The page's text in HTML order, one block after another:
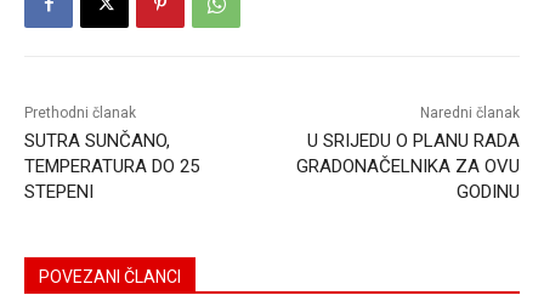
Prethodni članak
SUTRA SUNČANO,
TEMPERATURA DO 25
STEPENI
Naredni članak
U SRIJEDU O PLANU RADA
GRADONAČELNIKA ZA OVU
GODINU
POVEZANI ČLANCI